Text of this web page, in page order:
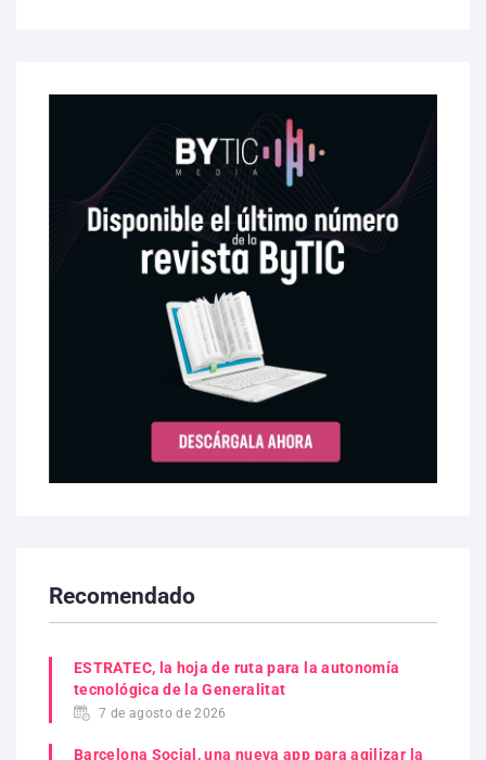
Recomendado
ESTRATEC, la hoja de ruta para la autonomía
tecnológica de la Generalitat
7 de agosto de 2026
Barcelona Social, una nueva app para agilizar la